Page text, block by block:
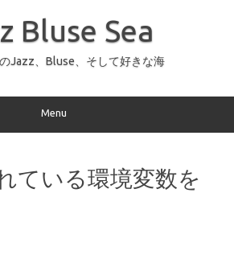
Bluse Sea
Jazz、Bluse、そして好きな海
Menu
ている環境変数を